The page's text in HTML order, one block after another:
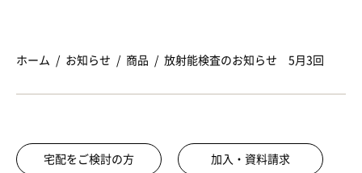
ホーム お知らせ 商品 放射能検査のお知らせ 5月3回
宅配をご検討の方 加入・資料請求